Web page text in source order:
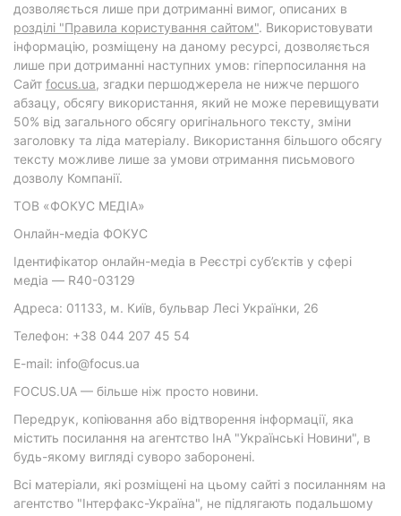
дозволяється лише при дотриманні вимог, описаних в
розділі "Правила користування сайтом". Використовувати
інформацію, розміщену на даному ресурсі, дозволяється
лише при дотриманні наступних умов: гіперпосилання на
Cайт focus.ua, згадки першоджерела не нижче першого
абзацу, обсягу використання, який не може перевищувати
50% від загального обсягу оригінального тексту, зміни
заголовку та ліда матеріалу. Використання більшого обсягу
тексту можливе лише за умови отримання письмового
дозволу Компанії.
ТОВ «ФОКУС МЕДІА»
Онлайн-медіа ФОКУС
Ідентифікатор онлайн-медіа в Реєстрі суб’єктів у сфері
медіа — R40-03129
Адреса: 01133, м. Київ, бульвар Лесі Українки, 26
Телефон: +38 044 207 45 54
E-mail: info@focus.ua
FOCUS.UA — більше ніж просто новини.
Передрук, копіювання або відтворення інформації, яка
містить посилання на агентство ІнА "Українські Новини", в
будь-якому вигляді суворо заборонені.
Всі матеріали, які розміщені на цьому сайті з посиланням на
агентство "Інтерфакс-Україна", не підлягають подальшому